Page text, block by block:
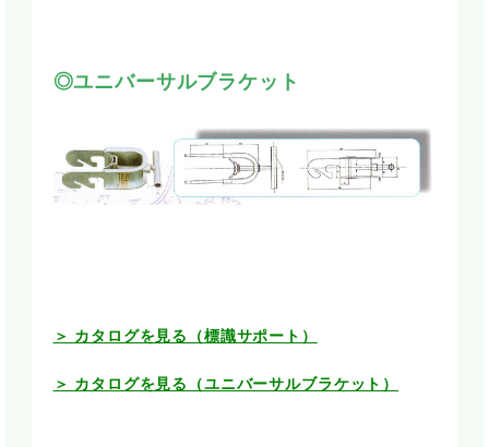
◎ユニバーサルブラケット
＞ カタログを見る（標識サポート）
＞ カタログを見る（ユニバーサルブラケット）